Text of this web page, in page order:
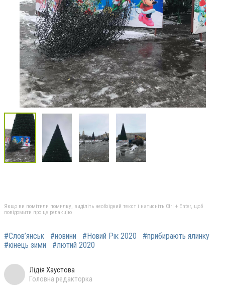
Якщо ви помітили помилку, виділіть необхідний текст і натисніть Ctrl + Enter, щоб
повідомити про це редакцію
#Слов’янськ #новини #Новий Рік 2020
#прибирають ялинку
#кінець зими
#лютий 2020
Лідія Хаустова
Головна редакторка